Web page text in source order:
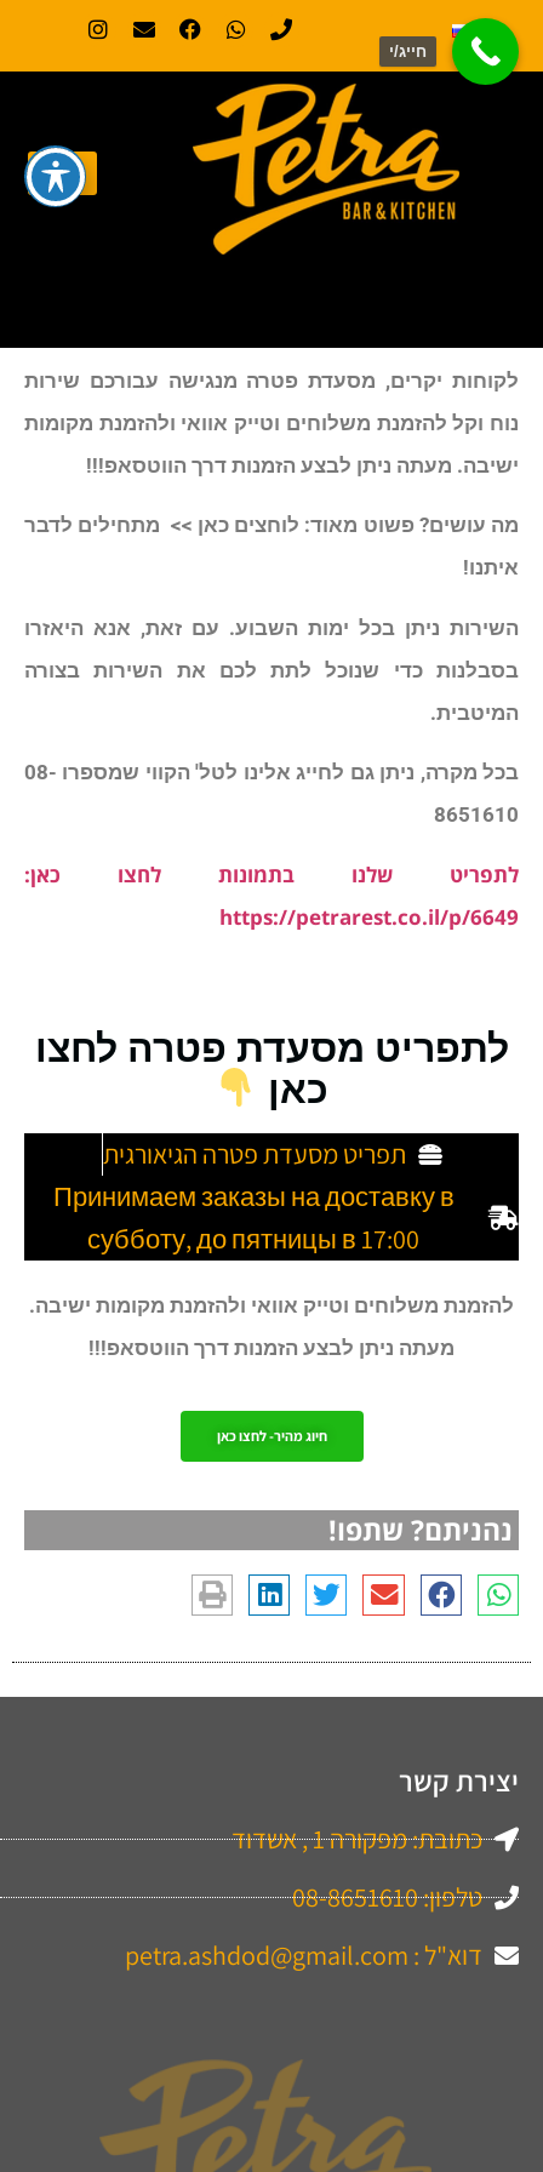
לקוחות יקרים, מסעדת פטרה מנגישה עבורכם שירות
נוח וקל להזמנת משלוחים וטייק אוואי ולהזמנת מקומות
ישיבה. מעתה ניתן לבצע הזמנות דרך הווטסאפ!!!
מה עושים? פשוט מאוד: לוחצים כאן >> מתחילים לדבר
איתנו!
השירות ניתן בכל ימות השבוע. עם זאת, אנא היאזרו
בסבלנות כדי שנוכל לתת לכם את השירות בצורה
המיטבית.
בכל מקרה, ניתן גם לחייג אלינו לטל' הקווי שמספרו 08-
8651610
לתפריט שלנו בתמונות לחצו כאן:
https://petrarest.co.il/p/6649
לתפריט מסעדת פטרה לחצו
כאן
תפריט מסעדת פטרה הגיאורגית
Принимаем заказы на доставку в
субботу, до пятницы в 17:00
להזמנת משלוחים וטייק אוואי ולהזמנת מקומות ישיבה.
מעתה ניתן לבצע הזמנות דרך הווטסאפ!!!
חיוג מהיר- לחצו כאן
נהניתם? שתפו!
יצירת קשר
כתובת: מפקורה 1 , אשדוד
טלפון: 08-8651610
דוא"ל : petra.ashdod@gmail.com
חייג/י